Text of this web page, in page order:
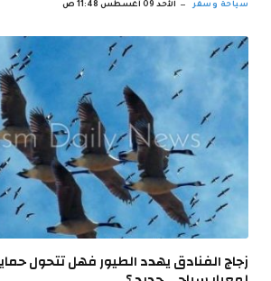
سياحة وسفر الأحد 09 أغسطس 11:48 ص
زجاج الفنادق يهدد الطيور فهل تتحول